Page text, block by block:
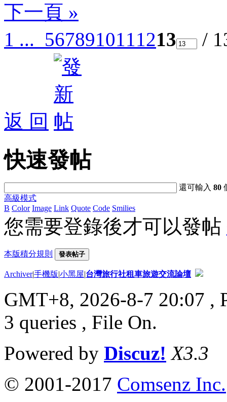
下一頁 »
1 ... 5678910111213 /
返 回
快速發帖
還可輸入80
高級模式
B Color Image Link Quote Code Smilies
您需要登錄後才可以發帖
本版積分規則 發表帖子
Archiver|手機版|小黑屋|台灣旅行社租車旅遊交流論壇
GMT+8, 2026-8-7 20:07 ,
3 queries , File On.
Powered by Discuz! X3.3
© 2001-2017 Comsenz Inc.